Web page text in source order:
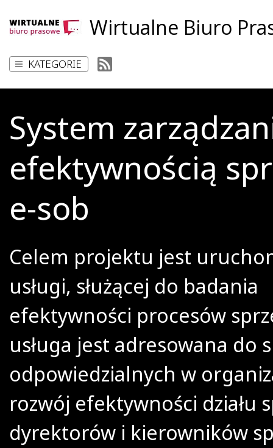
Wirtualne Biuro
KATEGORIE
System
efektywnością
e-sob
Celem projektu jest
usługi, służącej do badania
efektywności procesów
usługa jest adresowana do
odpowiedzialnych w
rozwój efektywności działu
dyrektorów i kierowników